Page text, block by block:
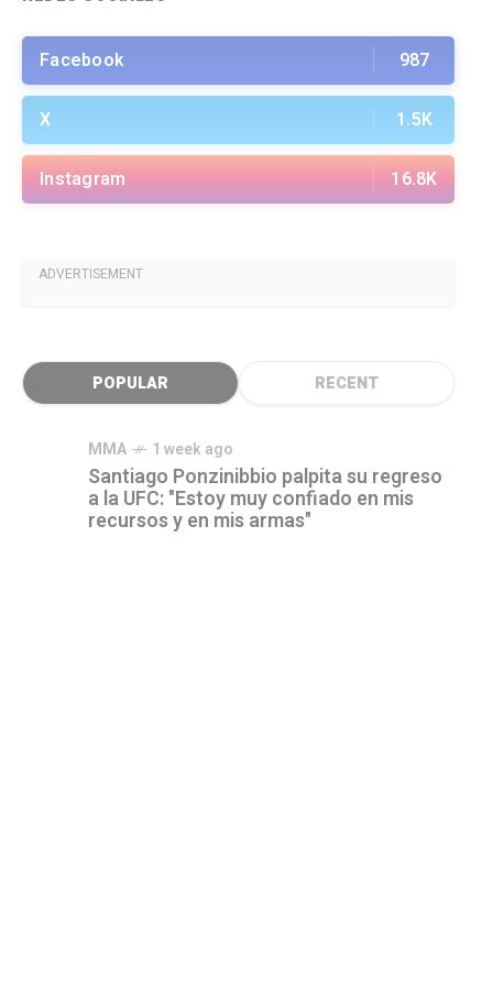
Facebook 987
X 1.5K
Instagram 16.8K
ADVERTISEMENT
POPULAR RECENT
MMA 1 week ago
Santiago Ponzinibbio palpita su regreso
a la UFC: "Estoy muy confiado en mis
recursos y en mis armas"